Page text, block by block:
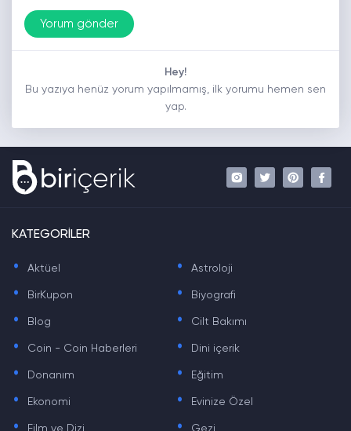
Hey!
Bu yazıya henüz yorum yapılmamış, ilk yorumu hemen sen
yap.
KATEGORİLER
. Aktüel . Astroloji
. BirKupon . Biyografi
. Blog . Cilt Bakımı
. Coin - Coin Haberleri . Dini içerik
. Donanım . Eğitim
. Ekonomi . Evinize Özel
. .